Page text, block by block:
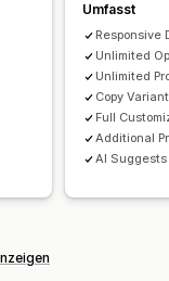
Umfasst
Responsive
Unlimited
Unlimited
Copy
Full
Additional
AI